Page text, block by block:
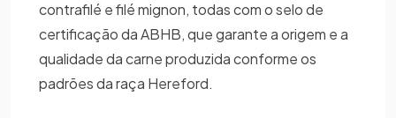
contrafilé e filé mignon, todas com o selo de
certificação da ABHB, que garante a origem e a
qualidade da carne produzida conforme os
padrões da raça Hereford.